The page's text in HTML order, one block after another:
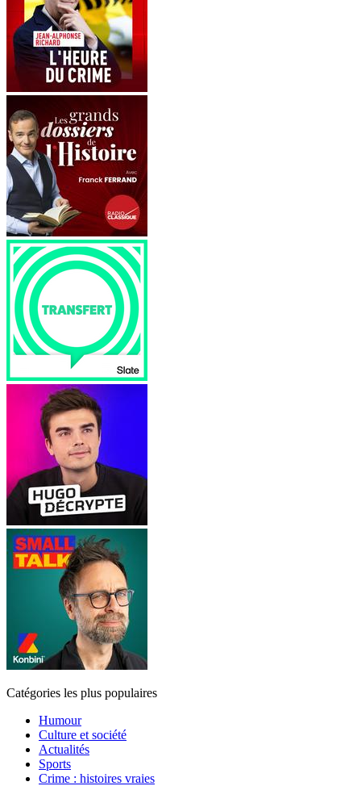
Catégories les plus populaires
Humour
Culture et société
Actualités
Sports
Crime : histoires vraies